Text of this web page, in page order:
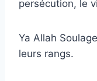
persécution, le
Ya Allah
leurs rangs.